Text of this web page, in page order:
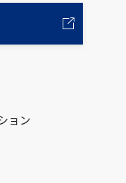
ョン